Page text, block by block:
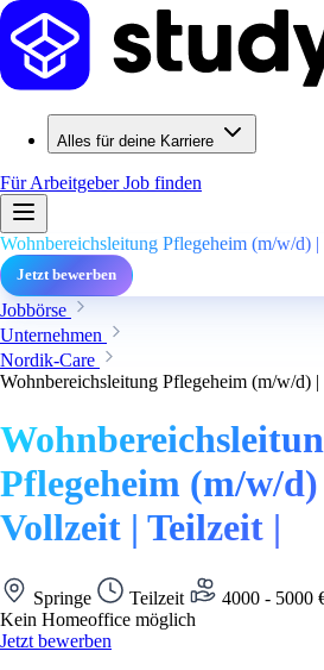
Alles für deine Karriere
Für ArbeitgeberJob finden
Wohnbereichsleitung Pflegeheim (m/w/d)
Jetzt bewerben
Jobbörse
Unternehmen
Nordik-Care
Wohnbereichsleitung Pflegeheim (m/w/d)
Pflegeheim (m/w/
Vollzeit | Teilzeit |
Springe Teilzeit
4000 - 5000
Kein Homeoffice möglich
Jetzt bewerben